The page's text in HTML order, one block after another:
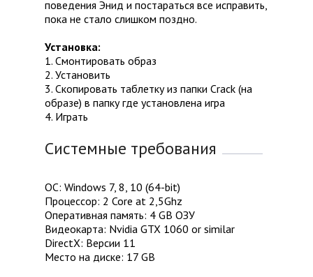
поведения Энид и постараться все исправить,
пока не стало слишком поздно.
Установка:
1. Смонтировать образ
2. Установить
3. Скопировать таблетку из папки Crack (на
образе) в папку где установлена игра
4. Играть
Системные требования
ОС: Windows 7, 8, 10 (64-bit)
Процессор: 2 Core at 2,5Ghz
Оперативная память: 4 GB ОЗУ
Видеокарта: Nvidia GTX 1060 or similar
DirectX: Версии 11
Место на диске: 17 GB